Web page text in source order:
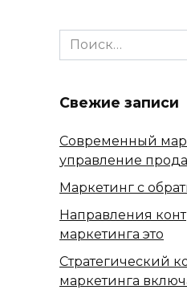
Search
for:
Свежие записи
Современный
управление
Маркетинг с
Направления
маркетинга это
Стратегический
маркетинга